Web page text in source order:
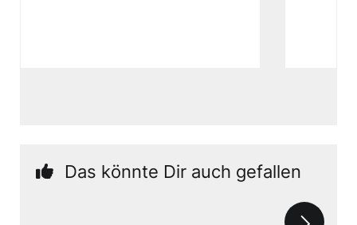
Das könnte Dir auch gefallen